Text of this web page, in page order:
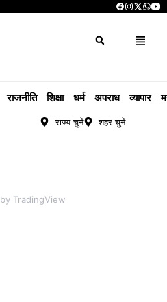
राजनीति शिक्षा धर्म अपराध व्यापार
राज्य चुनें शहर चुनें
by TradingView